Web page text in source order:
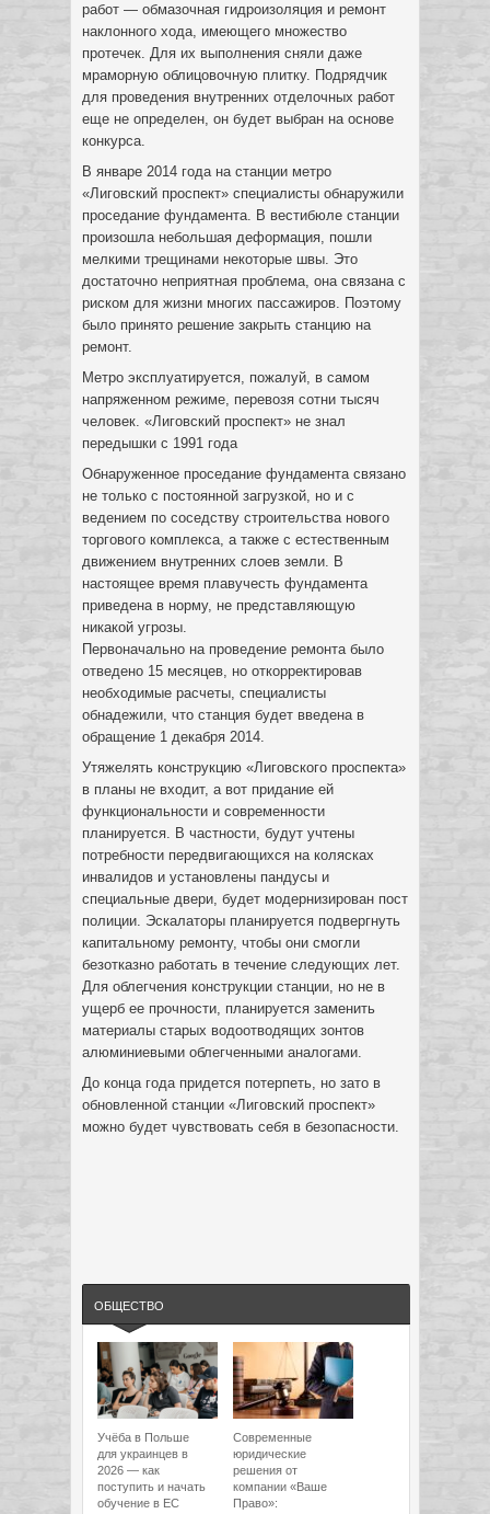
работ — обмазочная гидроизоляция и ремонт
наклонного хода, имеющего множество
протечек. Для их выполнения сняли даже
мраморную облицовочную плитку. Подрядчик
для проведения внутренних отделочных работ
еще не определен, он будет выбран на основе
конкурса.
В январе 2014 года на станции метро
«Лиговский проспект» специалисты обнаружили
проседание фундамента. В вестибюле станции
произошла небольшая деформация, пошли
мелкими трещинами некоторые швы. Это
достаточно неприятная проблема, она связана с
риском для жизни многих пассажиров. Поэтому
было принято решение закрыть станцию на
ремонт.
Метро эксплуатируется, пожалуй, в самом
напряженном режиме, перевозя сотни тысяч
человек. «Лиговский проспект» не знал
передышки с 1991 года
Обнаруженное проседание фундамента связано
не только с постоянной загрузкой, но и с
ведением по соседству строительства нового
торгового комплекса, а также с естественным
движением внутренних слоев земли. В
настоящее время плавучесть фундамента
приведена в норму, не представляющую
никакой угрозы.
Первоначально на проведение ремонта было
отведено 15 месяцев, но откорректировав
необходимые расчеты, специалисты
обнадежили, что станция будет введена в
обращение 1 декабря 2014.
Утяжелять конструкцию «Лиговского проспекта»
в планы не входит, а вот придание ей
функциональности и современности
планируется. В частности, будут учтены
потребности передвигающихся на колясках
инвалидов и установлены пандусы и
специальные двери, будет модернизирован пост
полиции. Эскалаторы планируется подвергнуть
капитальному ремонту, чтобы они смогли
безотказно работать в течение следующих лет.
Для облегчения конструкции станции, но не в
ущерб ее прочности, планируется заменить
материалы старых водоотводящих зонтов
алюминиевыми облегченными аналогами.
До конца года придется потерпеть, но зато в
обновленной станции «Лиговский проспект»
можно будет чувствовать себя в безопасности.
ОБЩЕСТВО
Учёба в Польше
для украинцев в
2026 — как
поступить и начать
обучение в ЕС
Современные
юридические
решения от
компании «Ваше
Право»: